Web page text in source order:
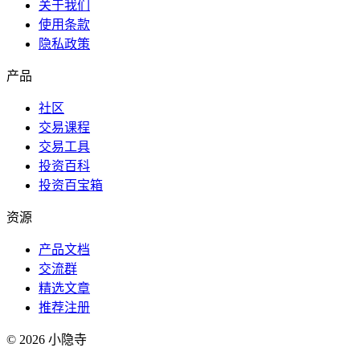
关于我们
使用条款
隐私政策
产品
社区
交易课程
交易工具
投资百科
投资百宝箱
资源
产品文档
交流群
精选文章
推荐注册
© 2026 小隐寺